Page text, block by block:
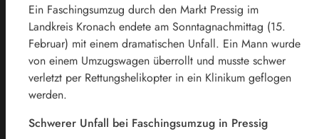
Ein Faschingsumzug durch den Markt Pressig im
Landkreis Kronach endete am Sonntagnachmittag (15.
Februar) mit einem dramatischen Unfall. Ein Mann wurde
von einem Umzugswagen überrollt und musste schwer
verletzt per Rettungshelikopter in ein Klinikum geflogen
werden.
Schwerer Unfall bei Faschingsumzug in Pressig